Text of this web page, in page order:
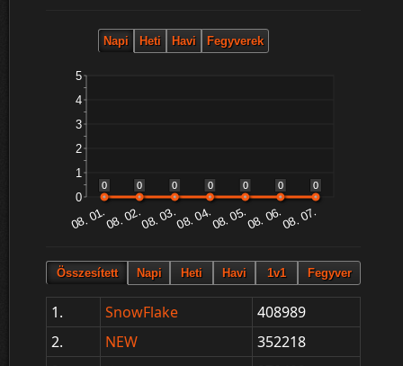
1. SnowFlake
408989
2.
NEW
352218